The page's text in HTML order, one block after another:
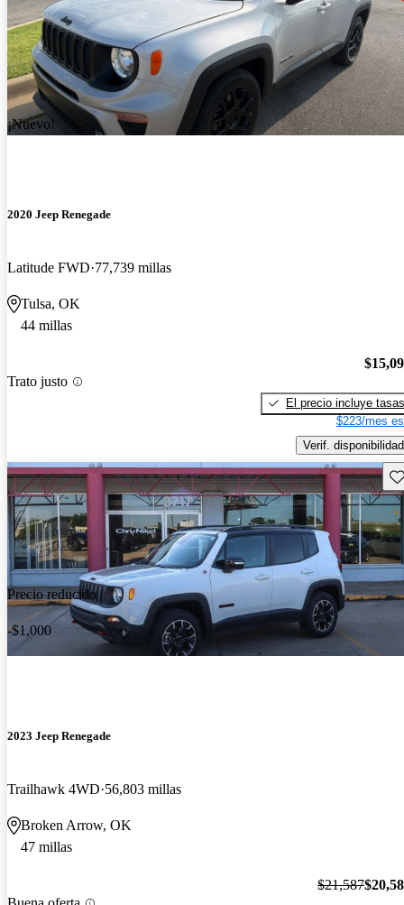
¡Nuevo!
2020 Jeep Renegade
Latitude FWD 77,739 millas
Tulsa, OK
44 millas
Trato justo
El precio incluye tasas
$223/mes
Verif. disponibilidad
Precio reducido
-$1,000
2023 Jeep Renegade
Trailhawk 4WD 56,803 millas
Broken Arrow, OK
47 millas
$21,587